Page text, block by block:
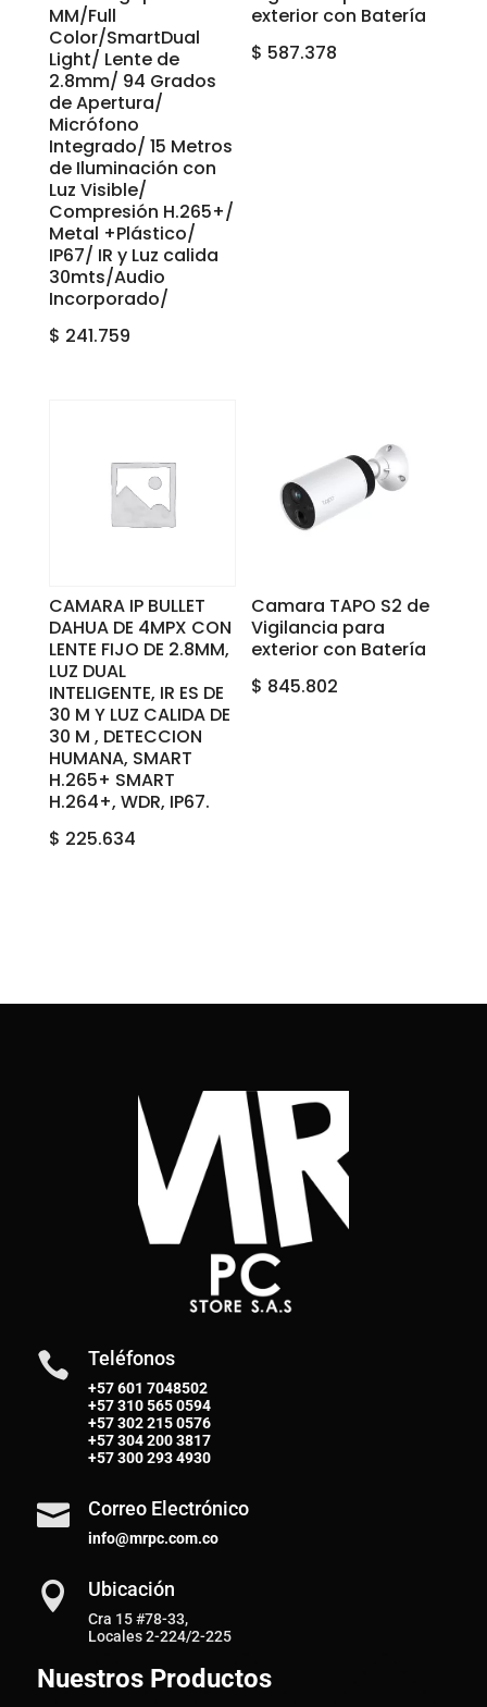
MM/Full
Color/SmartDual
Light/ Lente de
2.8mm/ 94 Grados
de Apertura/
Micrófono
Integrado/ 15 Metros
de Iluminación con
Luz Visible/
Compresión H.265+/
Metal +Plástico/
IP67/ IR y Luz calida
30mts/Audio
Incorporado/
$ 241.759
exterior con Batería
$ 587.378
CAMARA IP BULLET
DAHUA DE 4MPX CON
LENTE FIJO DE 2.8MM,
LUZ DUAL
INTELIGENTE, IR ES DE
30 M Y LUZ CALIDA DE
30 M , DETECCION
HUMANA, SMART
H.265+ SMART
H.264+, WDR, IP67.
$ 225.634
Camara TAPO S2 de
Vigilancia para
exterior con Batería
$ 845.802
 Teléfonos
+57 601 7048502
+57310 565 0594
+57302 215 0576
+57304 200 3817
+57300 293 4930
 Correo Electrónico
info@mrpc.com.co
 Ubicación
Cra 15 #78-33,
Locales 2-224/2-225
Nuestros Productos